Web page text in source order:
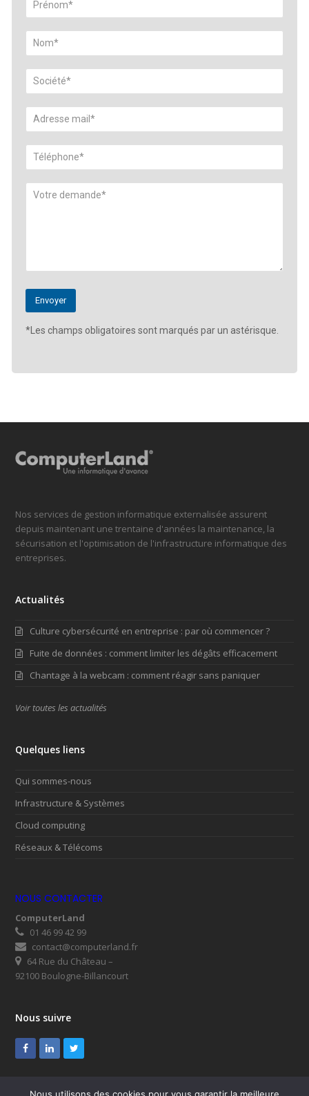
*Les champs obligatoires sont marqués par un astérisque.
Nos services de gestion informatique externalisée assurent
depuis maintenant une trentaine d'années la maintenance, la
sécurisation et l'optimisation de l'infrastructure informatique des
entreprises.
Actualités
Culture cybersécurité en entreprise : par où commencer ?
Fuite de données : comment limiter les dégâts efficacement
Chantage à la webcam : comment réagir sans paniquer
Voir toutes les actualités
Quelques liens
Qui sommes-nous
Infrastructure & Systèmes
Cloud computing
Réseaux & Télécoms
NOUS CONTACTER
ComputerLand
01 46 99 42 99
contact@computerland.fr
64 Rue du Château –
92100 Boulogne-Billancourt
Nous suivre
Facebook
LinkedInTwitter